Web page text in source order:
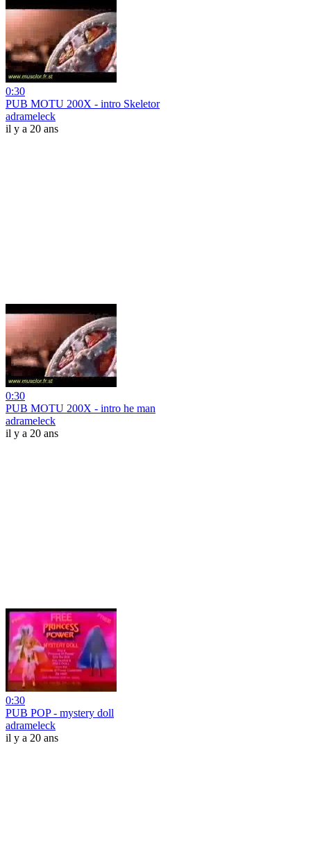
0:30
PUB MOTU 200X - intro Skeletor
adrameleck
il y a 20 ans
0:30
PUB MOTU 200X - intro he man
adrameleck
il y a 20 ans
0:30
PUB POP - mystery doll
adrameleck
il y a 20 ans